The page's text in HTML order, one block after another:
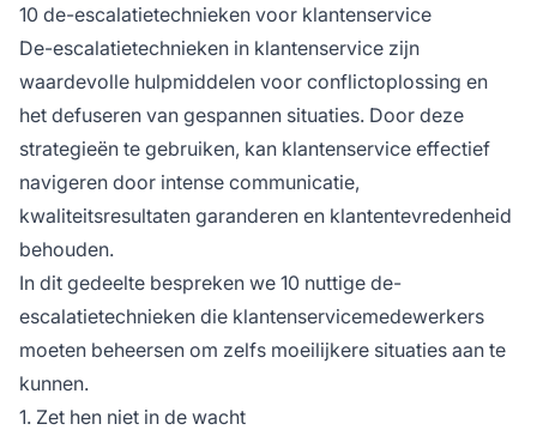
10 de-escalatietechnieken voor klantenservice
De-escalatietechnieken in klantenservice zijn
waardevolle hulpmiddelen voor conflictoplossing en
het defuseren van gespannen situaties. Door deze
strategieën te gebruiken, kan klantenservice effectief
navigeren door intense communicatie,
kwaliteitsresultaten garanderen en klantentevredenheid
behouden.
In dit gedeelte bespreken we 10 nuttige de-
escalatietechnieken die klantenservicemedewerkers
moeten beheersen om zelfs moeilijkere situaties aan te
kunnen.
1. Zet hen niet in de wacht